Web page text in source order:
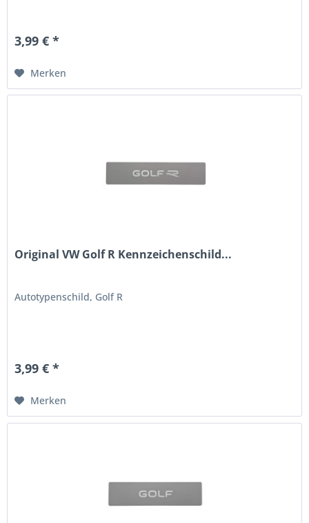
3,99 € *
Merken
Original VW Golf R Kennzeichenschild...
Autotypenschild, Golf R
3,99 € *
Merken